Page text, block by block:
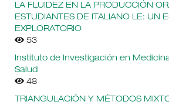
LA FLUIDEZ EN LA PRODUCCIÓN
ESTUDIANTES DE ITALIANO LE: UN
EXPLORATORIO
53
Instituto de Investigación en
Salud
48
TRIANGULACIÓN Y MÉTODOS